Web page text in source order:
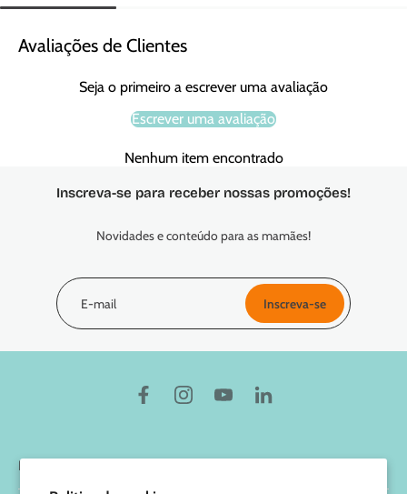
Avaliações de Clientes
Seja o primeiro a escrever uma avaliação
Escrever uma avaliação
Nenhum item encontrado
Inscreva-se para receber nossas promoções!
Novidades e conteúdo para as mamães!
E-mail Inscreva-se
Marcus & Marcus